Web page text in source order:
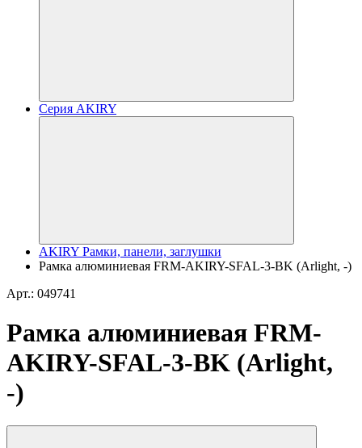
Серия AKIRY
AKIRY Рамки, панели, заглушки
Рамка алюминиевая FRM-AKIRY-SFAL-3-BK (Arlight, -)
Арт.: 049741
Рамка алюминиевая FRM-
AKIRY-SFAL-3-BK (Arlight,
-)